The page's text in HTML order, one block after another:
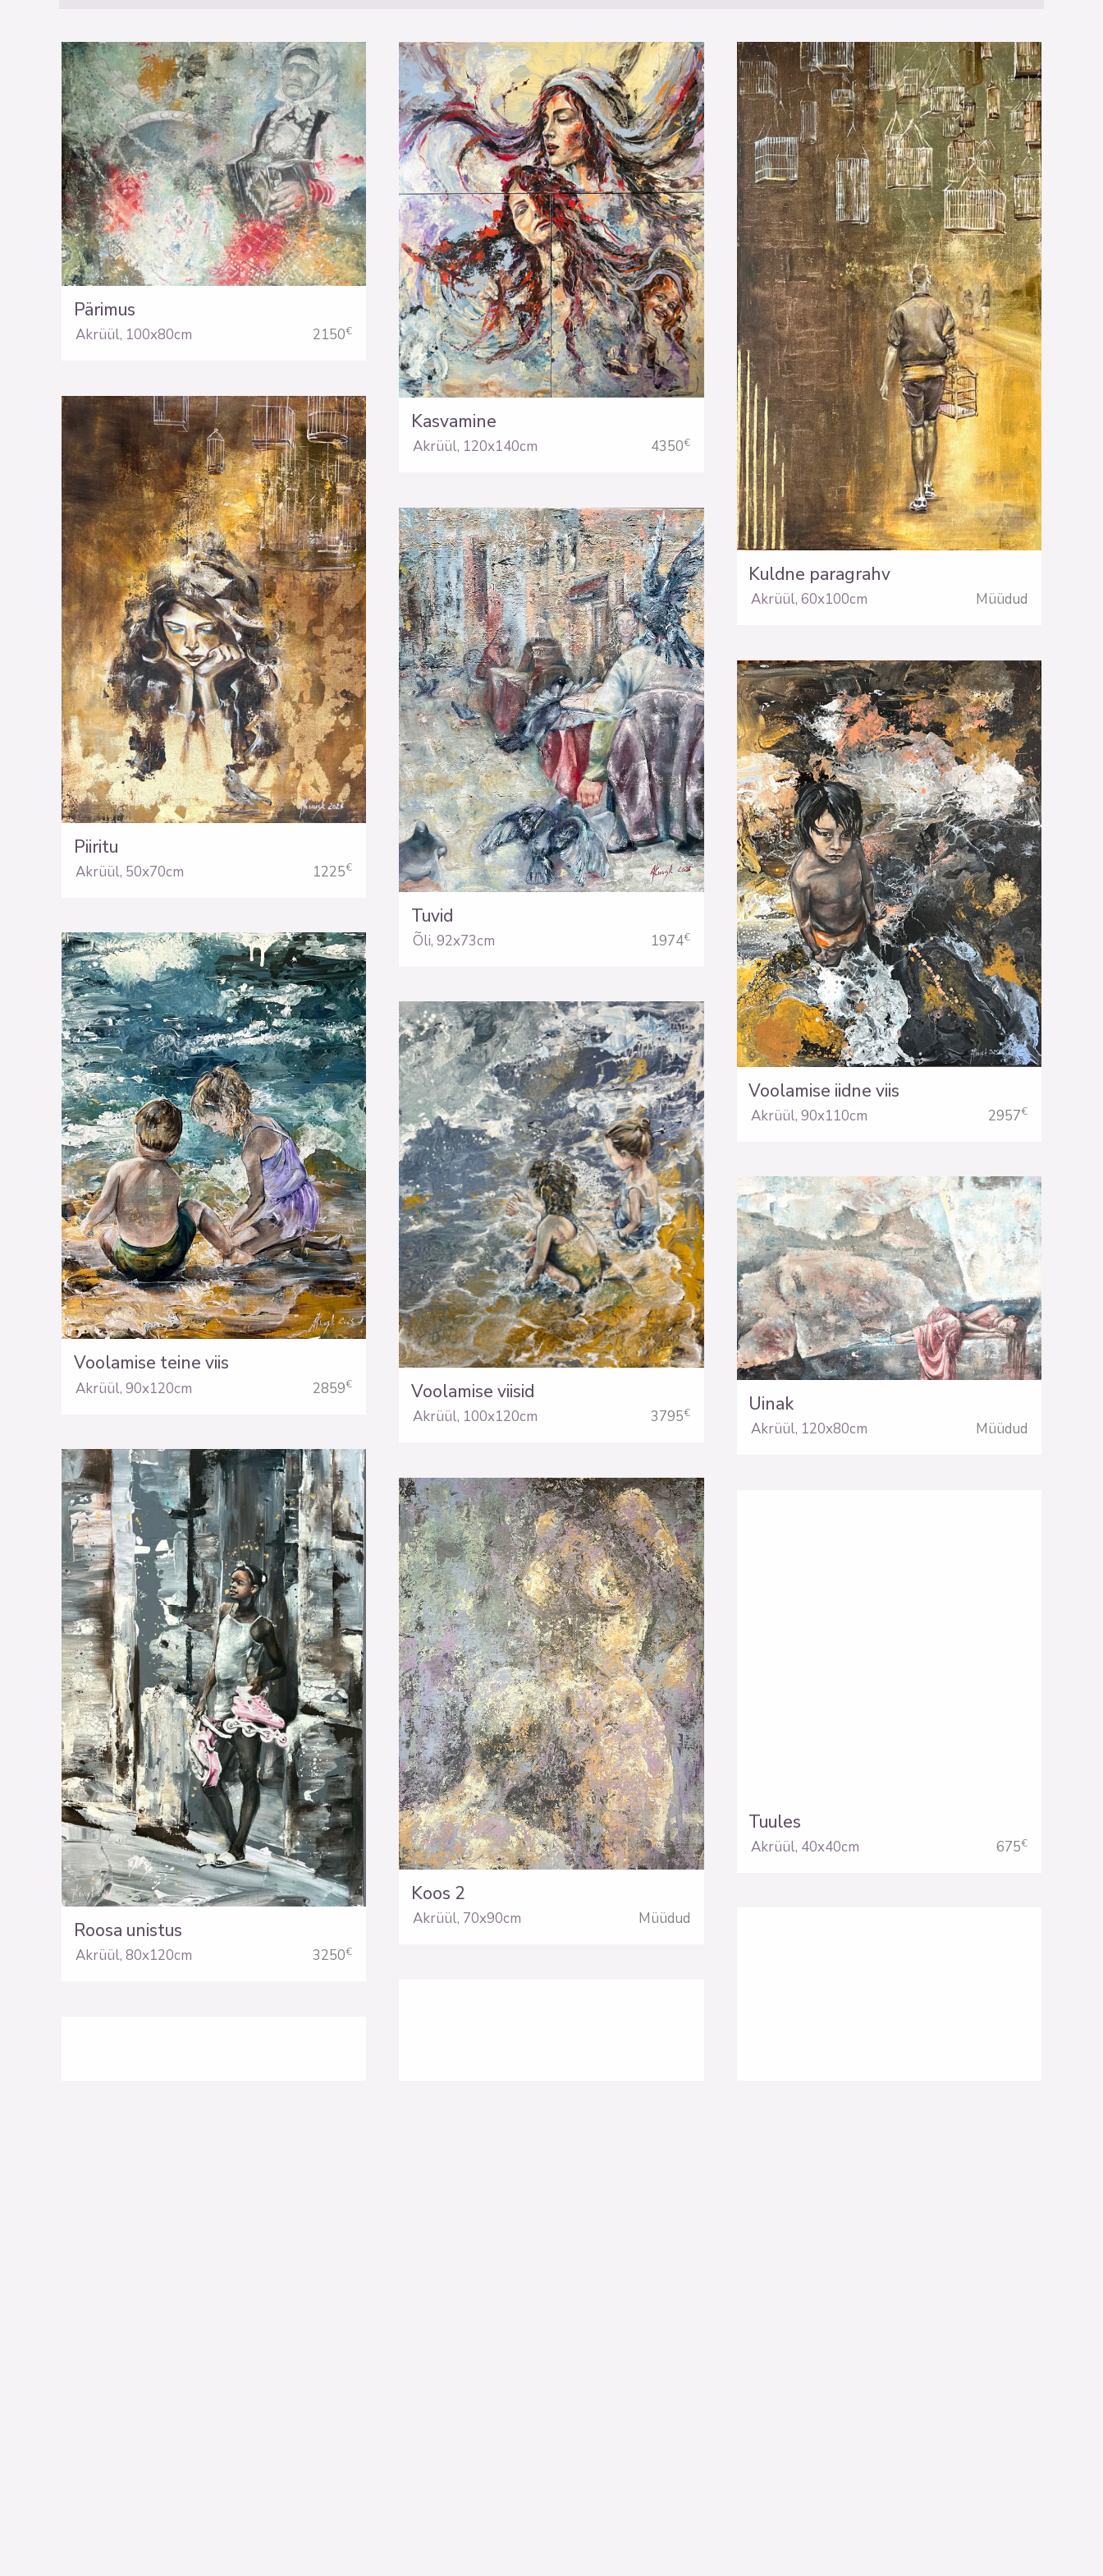
Pärimus
Akrüül, 100x80cm 2150€
Kasvamine
Akrüül, 120x140cm 4350€
Kuldne paragrahv
Akrüül, 60x100cm Müüdud
Piiritu
Akrüül, 50x70cm 1225€
Tuvid
Õli,92x73cm 1974€
Voolamise iidne viis
Akrüül, 90x110cm 2957€
Voolamise teine viis
Akrüül, 90x120cm 2859€ Voolamise viisid
Akrüül, 100x120cm 3795€ Uinak
Akrüül, 120x80cm Müüdud